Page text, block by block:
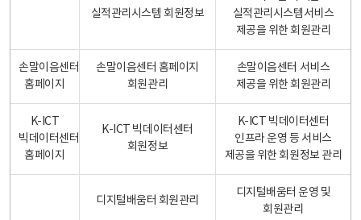
실적관리시스템 회원정보
실적관리시스템서비스
제공을 위한 회원관리
손말이음센터
홈페이지
손말이음센터 홈페이지
회원관리
손말이음센터 서비스
제공을 위한 회원관리
K-ICT
빅데이터센터
홈페이지
K-ICT 빅데이터센터
회원정보
K-ICT 빅데이터센터
인프라 운영 등 서비스
제공을 위한 회원정보 관리
디지털배움터 회원관리
디지털배움터 운영 및
회원관리